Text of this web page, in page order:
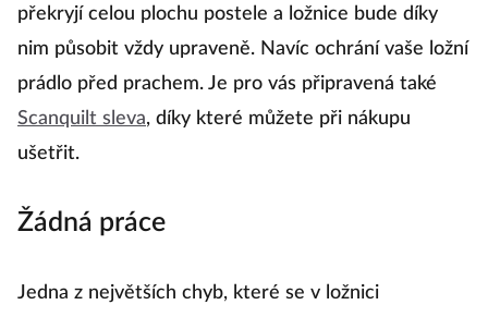
překryjí celou plochu postele a ložnice bude díky
nim působit vždy upraveně. Navíc ochrání vaše ložní
prádlo před prachem. Je pro vás připravená také
Scanquilt sleva, díky které můžete při nákupu
ušetřit.
Žádná práce
Jedna z největších chyb, které se v ložnici